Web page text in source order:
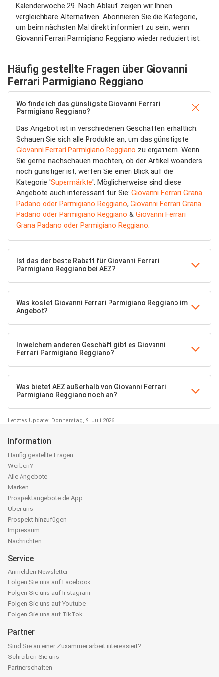
Kalenderwoche 29. Nach Ablauf zeigen wir Ihnen
vergleichbare Alternativen. Abonnieren Sie die Kategorie,
um beim nächsten Mal direkt informiert zu sein, wenn
Giovanni Ferrari Parmigiano Reggiano wieder reduziert ist.
Häufig gestellte Fragen über Giovanni
Ferrari Parmigiano Reggiano
Wo finde ich das günstigste Giovanni Ferrari
Parmigiano Reggiano?
Das Angebot ist in verschiedenen Geschäften erhältlich.
Schauen Sie sich alle Produkte an, um das günstigste
Giovanni Ferrari Parmigiano Reggiano zu ergattern. Wenn
Sie gerne nachschauen möchten, ob der Artikel woanders
noch günstiger ist, werfen Sie einen Blick auf die
Kategorie 'Supermärkte'. Möglicherweise sind diese
Angebote auch interessant für Sie: Giovanni Ferrari Grana
Padano oder Parmigiano Reggiano, Giovanni Ferrari Grana
Padano oder Parmigiano Reggiano & Giovanni Ferrari
Grana Padano oder Parmigiano Reggiano.
Ist das der beste Rabatt für Giovanni Ferrari
Parmigiano Reggiano bei AEZ?
Was kostet Giovanni Ferrari Parmigiano Reggiano im
Angebot?
In welchem anderen Geschäft gibt es Giovanni
Ferrari Parmigiano Reggiano?
Was bietet AEZ außerhalb von Giovanni Ferrari
Parmigiano Reggiano noch an?
Letztes Update: Donnerstag, 9. Juli 2026
Information
Häufig gestellte Fragen
Werben?
Alle Angebote
Marken
Prospektangebote.de App
Über uns
Prospekt hinzufügen
Impressum
Nachrichten
Service
Anmelden Newsletter
Folgen Sie uns auf Facebook
Folgen Sie uns auf Instagram
Folgen Sie uns auf Youtube
Folgen Sie uns auf TikTok
Partner
Sind Sie an einer Zusammenarbeit interessiert?
Schreiben Sie uns
Partnerschaften